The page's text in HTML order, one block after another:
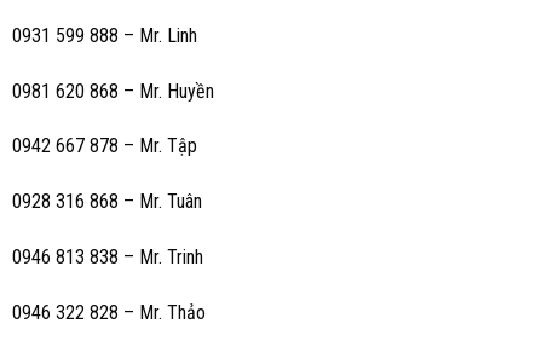
0931 599 888 – Mr. Linh
0981 620 868 – Mr. Huyền
0942 667 878 – Mr. Tập
0928 316 868 – Mr. Tuân
0946 813 838 – Mr. Trinh
0946 322 828 – Mr. Thảo